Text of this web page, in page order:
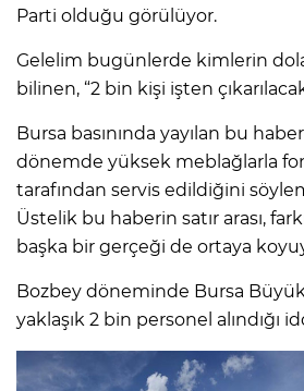
Parti olduğu görülüyor.
Gelelim bugünlerde kimlerin
bilinen, “2 bin kişi işten
Bursa basınında yayılan bu
dönemde yüksek meblağlarla
tarafından servis edildiğini
Üstelik bu haberin satır arası,
başka bir gerçeği de ortaya
Bozbey döneminde Bursa
yaklaşık 2 bin personel alındığı